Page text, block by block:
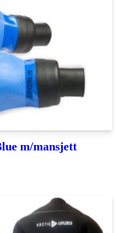
m/mansjett